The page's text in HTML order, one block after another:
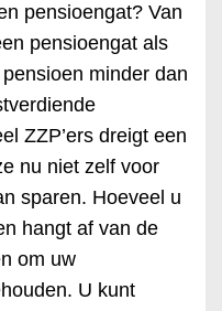
pensioengat? Van
pensioengat als
minder dan
ZZP’ers dreigt een
nu niet zelf voor
sparen. Hoeveel u
hangt af van de
om uw
U kunt